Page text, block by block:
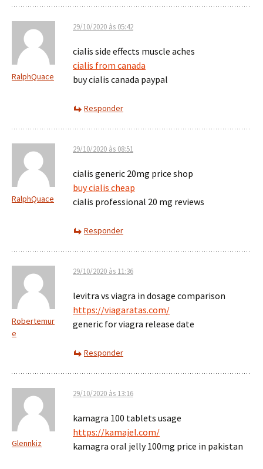
RalphQuace
29/10/2020 às 05:42
cialis side effects muscle aches
cialis from canada
buy cialis canada paypal
Responder
RalphQuace
29/10/2020 às 08:51
cialis generic 20mg price shop
buy cialis cheap
cialis professional 20 mg reviews
Responder
Robertemur
e
29/10/2020 às 11:36
levitra vs viagra in dosage comparison
https://viagaratas.com/
generic for viagra release date
Responder
Glennkiz
29/10/2020 às 13:16
kamagra 100 tablets usage
https://kamajel.com/
kamagra oral jelly 100mg price in pakistan